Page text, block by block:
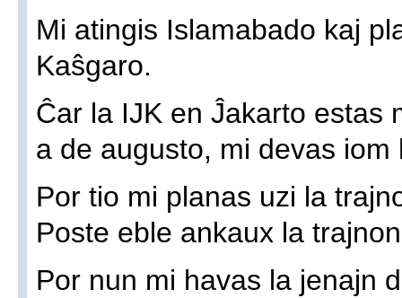
Mi atingis Islamabado kaj
Kaŝgaro.
Ĉar la IJK en Ĵakarto estas
a de augusto, mi devas iom
Por tio mi planas uzi la
Poste eble ankaux la
Por nun mi havas la jenajn